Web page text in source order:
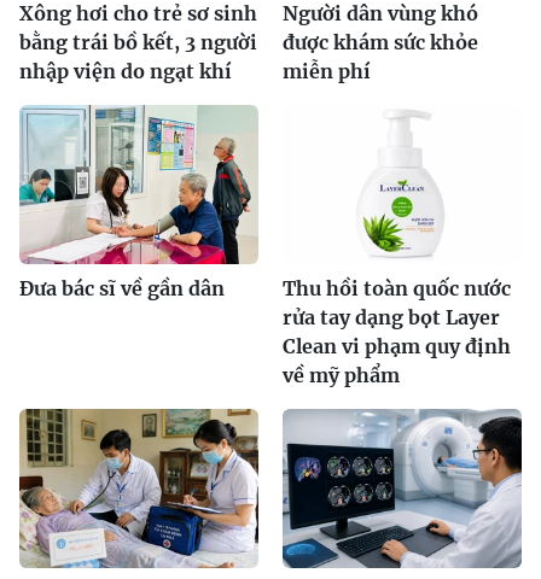
Xông hơi cho trẻ sơ sinh
bằng trái bồ kết, 3 người
nhập viện do ngạt khí
Người dân vùng khó
được khám sức khỏe
miễn phí
Đưa bác sĩ về gần dân
Thu hồi toàn quốc nước
rửa tay dạng bọt Layer
Clean vi phạm quy định
về mỹ phẩm